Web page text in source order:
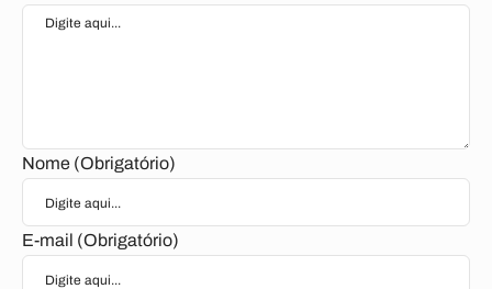
Nome (Obrigatório)
E-mail (Obrigatório)